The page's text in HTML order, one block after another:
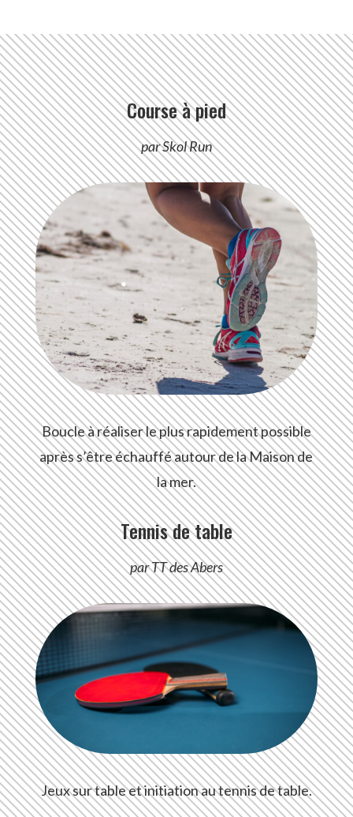
Course à pied
par Skol Run
Boucle à réaliser le plus rapidement possible
après s’être échauffé autour de la Maison de
la mer.
Tennis de table
par TT des Abers
Jeux sur table et initiation au tennis de table.